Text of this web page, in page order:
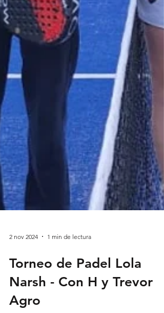
2 nov 2024 1 min de lectura
Torneo de Padel Lola
Narsh - Con H y Trevor